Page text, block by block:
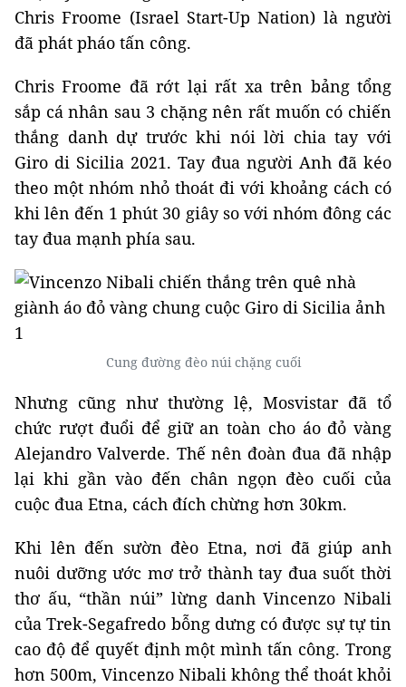
Chris Froome (Israel Start-Up Nation) là người
đã phát pháo tấn công.
Chris Froome đã rớt lại rất xa trên bảng tổng
sắp cá nhân sau 3 chặng nên rất muốn có chiến
thắng danh dự trước khi nói lời chia tay với
Giro di Sicilia 2021. Tay đua người Anh đã kéo
theo một nhóm nhỏ thoát đi với khoảng cách có
khi lên đến 1 phút 30 giây so với nhóm đông các
tay đua mạnh phía sau.
Cung đường đèo núi chặng cuối
Nhưng cũng như thường lệ, Mosvistar đã tổ
chức rượt đuổi để giữ an toàn cho áo đỏ vàng
Alejandro Valverde. Thế nên đoàn đua đã nhập
lại khi gần vào đến chân ngọn đèo cuối của
cuộc đua Etna, cách đích chừng hơn 30km.
Khi lên đến sườn đèo Etna, nơi đã giúp anh
nuôi dưỡng ước mơ trở thành tay đua suốt thời
thơ ấu, “thần núi” lừng danh Vincenzo Nibali
của Trek-Segafredo bỗng dưng có được sự tự tin
cao độ để quyết định một mình tấn công. Trong
hơn 500m, Vincenzo Nibali không thể thoát khỏi